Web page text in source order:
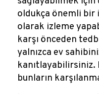
oldukça önemli bir
olarak izleme
karşı önceden
yalnızca ev
kanıtlayabilirsiniz.
bunların